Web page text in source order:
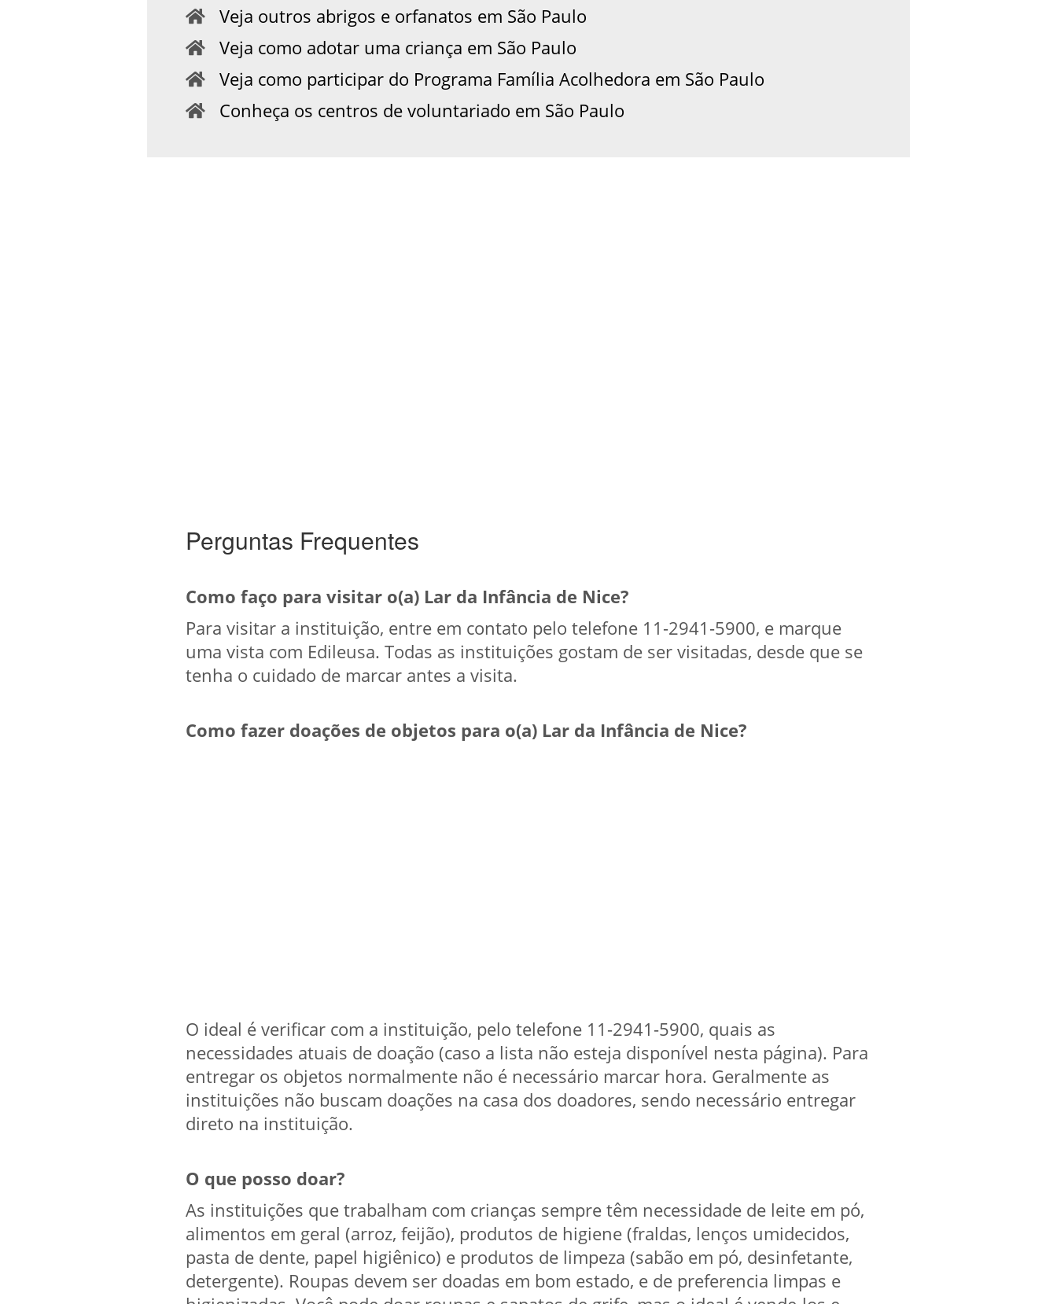
Veja outros abrigos e orfanatos em São Paulo
Veja como adotar uma criança em São Paulo
Veja como participar do Programa Família Acolhedora em São Paulo
Conheça os centros de voluntariado em São Paulo
Perguntas Frequentes
Como faço para visitar o(a) Lar da Infância de Nice?
Para visitar a instituição, entre em contato pelo telefone 11-2941-5900, e marque
uma vista com Edileusa. Todas as instituições gostam de ser visitadas, desde que se
tenha o cuidado de marcar antes a visita.
Como fazer doações de objetos para o(a) Lar da Infância de Nice?
O ideal é verificar com a instituição, pelo telefone 11-2941-5900, quais as
necessidades atuais de doação (caso a lista não esteja disponível nesta página). Para
entregar os objetos normalmente não é necessário marcar hora. Geralmente as
instituições não buscam doações na casa dos doadores, sendo necessário entregar
direto na instituição.
O que posso doar?
As instituições que trabalham com crianças sempre têm necessidade de leite em pó,
alimentos em geral (arroz, feijão), produtos de higiene (fraldas, lenços umidecidos,
pasta de dente, papel higiênico) e produtos de limpeza (sabão em pó, desinfetante,
detergente). Roupas devem ser doadas em bom estado, e de preferencia limpas e